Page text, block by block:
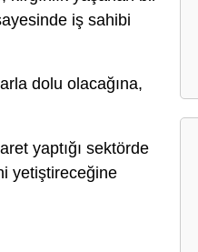
iş sahibi
dolu olacağına,
yaptığı sektörde
yetiştireceğine